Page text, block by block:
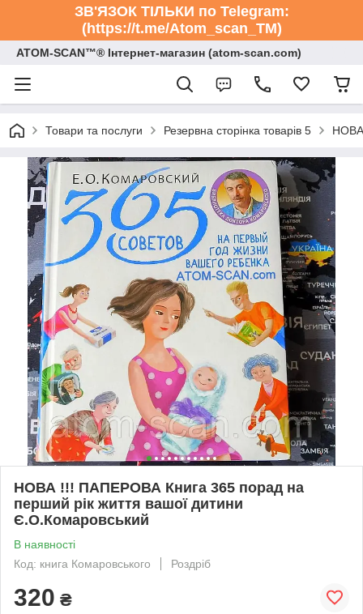
ЗВ'ЯЗОК ТІЛЬКИ по Telegram:
(https://t.me/Atom_scan_TM)
ATOM-SCAN™® Інтернет-магазин (atom-scan.com)
Товари та послуги Резервна сторінка товарів 5 НОВА
НОВА !!! ПАПЕРОВА Книга 365 порад на
перший рік життя вашої дитини
Є.О.Комаровський
В наявності
Код: книга Комаровського
Роздріб
320 ₴